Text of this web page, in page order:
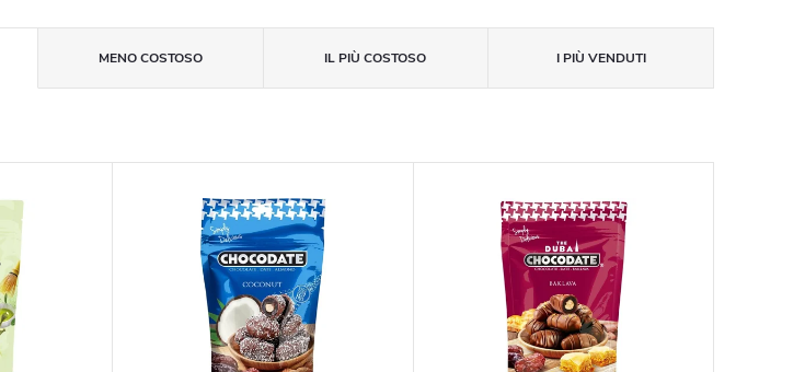
MENO COSTOSO IL PIÙ COSTOSO I PIÙ VENDUTI